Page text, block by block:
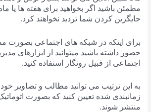
مطمئن باشید اگر بخواهید برای هفته ها یا ماه
جایگزین کردن شما تردید نخواهند کرد.
برای اینکه در شبکه های اجتماعی بصورت
حضور داشته باشید میتوانید از ابزارهای
اجتماعی از قبیل رونگار استفاده کنید.
به این ترتیب می توانید مطالب و تصاویر
زمانبندی شده تعیین کنید که بصورت
منتشر شوند.